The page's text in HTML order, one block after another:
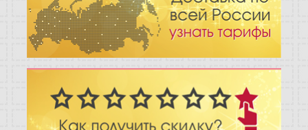
Контакты
Вопрос-ответ
Отзывы
Новости
Статьи